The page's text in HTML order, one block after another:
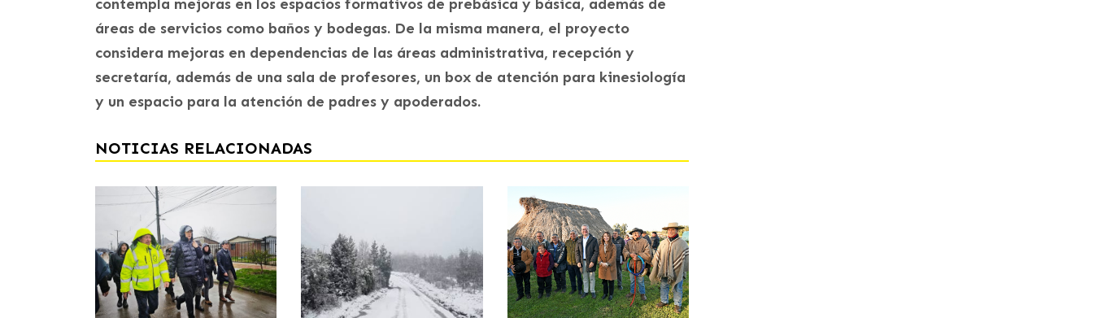
contempla mejoras en los espacios formativos de prebásica y básica, además de
áreas de servicios como baños y bodegas. De la misma manera, el proyecto
considera mejoras en dependencias de las áreas administrativa, recepción y
secretaría, además de una sala de profesores, un box de atención para kinesiología
y un espacio para la atención de padres y apoderados.
NOTICIAS RELACIONADAS